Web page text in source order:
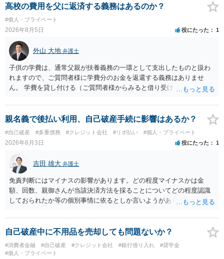
く、相手が真実を話せば警察も取り合わないと思いますが、虚偽の内
容を述べた場合は、捜査はあるかもしれません。 ただし、捜査におい
て、真実を説明すれば、「ちゃんと返しなさいよ」程度の注意で済む
ことだと思われます。 また、返せるお金が無いのであれば、返せない
のは致し方ありません。真摯に分割して支払うことを相手に告げてい
くのみでしょう。 以上、ご参考まで。
高校の費用を父に返済する義務はあるのか？
#個人・プライベート
2026年8月5日 役にたった 1
外山 大地 弁護士
子供の学費は、通常父親が扶養義務の一環として支出したものと扱わ
れますので、ご質問者様に学費分のお金を返還する義務はありませ
ん。 学費を貸し付ける（ご質問者様からみると借り受ける）といった
ょう。
親名義で後払い利用、自己破産手続に影響はあるか？
#自己破産 #多重債務 #クレジット会社 #リボ払い #個人・プライベート
2026年8月3日 役にたった 1
吉田 雄大 弁護士
免責判断にはマイナスの影響があります。どの程度マイナスかは金
額、回数、親御さんが当該決済方法を採ることについてどの程度認識
しておられたか等の個別事情に依るとしか言いようがありません。 と
なって相談し、善後策を考えることをお勧めします。
自己破産中に不用品を売却しても問題ないか？
#消費者金融 #自己破産 #クレジット会社 #銀行借り入れ
#奨学金
#個人・プライベート